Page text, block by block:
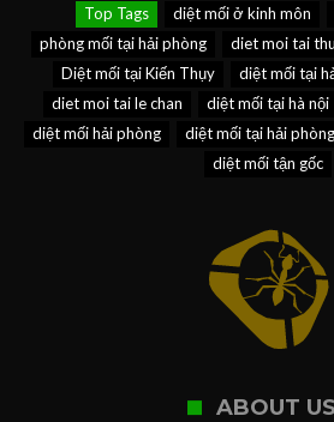
Top Tags diệt mối ở kinh môn
phòng mối tại hải phòng
diet moi tai
Diệt mối tại Kiến Thụy
diệt mối tại
diet moi tai le chan
diệt mối tại hà nội
diệt mối hải phòng
diệt mối tại hải phòng
diệt mối tận gốc
ABOUT US